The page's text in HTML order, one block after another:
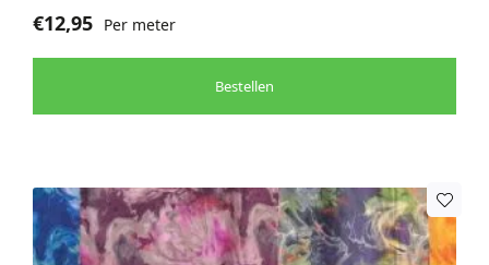
€12,95 Per meter
Bestellen
Dit
product
heeft